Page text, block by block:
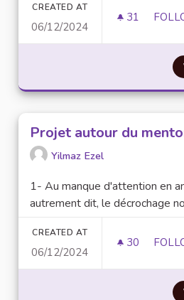
CREATED AT
06/12/2024
31 31
Projet autour du
Yilmaz Ezel
1- Au manque d'attention en
autrement dit, le décrochage
CREATED AT
06/12/2024
30 30